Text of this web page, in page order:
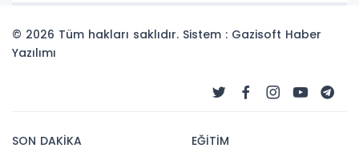
© 2026 Tüm hakları saklıdır. Sistem : Gazisoft Haber
Yazılımı
SON DAKİKA
EĞİTİM